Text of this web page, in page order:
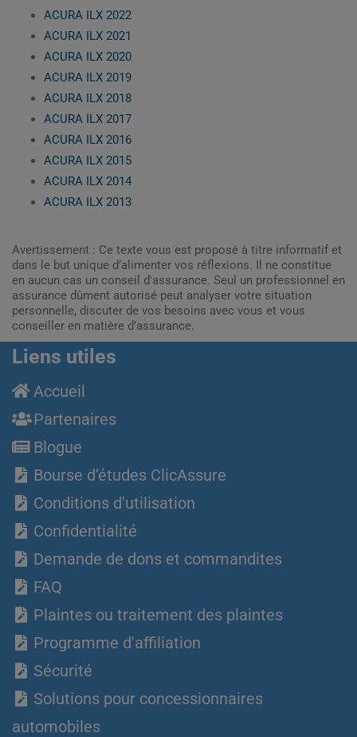
ACURA ILX 2022
ACURA ILX 2021
ACURA ILX 2020
ACURA ILX 2019
ACURA ILX 2018
ACURA ILX 2017
ACURA ILX 2016
ACURA ILX 2015
ACURA ILX 2014
ACURA ILX 2013
Avertissement : Ce texte vous est proposé à titre informatif et
dans le but unique d’alimenter vos réflexions. Il ne constitue
en aucun cas un conseil d'assurance. Seul un professionnel en
assurance dûment autorisé peut analyser votre situation
personnelle, discuter de vos besoins avec vous et vous
conseiller en matière d’assurance.
Liens utiles
Accueil
Partenaires
Blogue
Bourse d’études ClicAssure
Conditions d'utilisation
Confidentialité
Demande de dons et commandites
FAQ
Plaintes ou traitement des plaintes
Programme d'affiliation
Sécurité
Solutions pour concessionnaires
automobiles